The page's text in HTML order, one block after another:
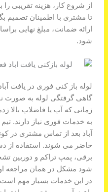
از شروع کار، هزینه تقریبی
تا مشتری با اطمینان تصمیم
ارائه ضمانت، مبلغ نهایی
شود.
لوله باز کنی فوری در یافت
گاهی گرفتگی لوله به صورت
زمانی که آب یا فاضلاب بالا
به خدمات فوری نیاز دارند.
آباد بعد از تماس مشتری در
حاضر می شوند. استفاده از
برقی، پمپ تراکم و دوربین
شود مشکل در همان
در این خدمات بسیار مهم است؛